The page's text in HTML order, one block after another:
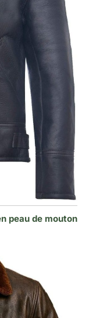
peau de mouton